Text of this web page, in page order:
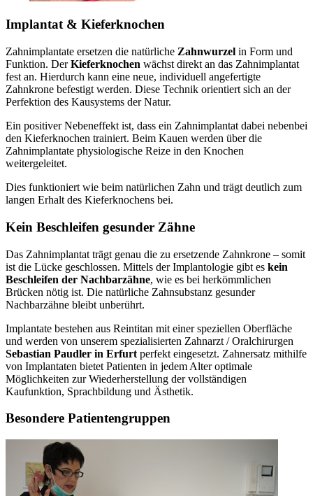
Implantat & Kieferknochen
Zahnimplantate ersetzen die natürliche Zahnwurzel in Form und
Funktion. DerKieferknochen wächst direkt an das Zahnimplantat
fest an. Hierdurch kann eine neue, individuell angefertigte
Zahnkrone befestigt werden. Diese Technik orientiert sich an der
Perfektion des Kausystems der Natur.
Ein positiver Nebeneffekt ist, dass ein Zahnimplantat dabei nebenbei
den Kieferknochen trainiert. Beim Kauen werden über die
Zahnimplantate physiologische Reize in den Knochen
weitergeleitet.
Dies funktioniert wie beim natürlichen Zahn und trägt deutlich zum
langen Erhalt des Kieferknochens bei.
Kein Beschleifen gesunder Zähne
Das Zahnimplantat trägt genau die zu ersetzende Zahnkrone – somit
ist die Lücke geschlossen. Mittels der Implantologie gibt es kein
Beschleifen der Nachbarzähne, wie es bei herkömmlichen
Brücken nötig ist. Die natürliche Zahnsubstanz gesunder
Nachbarzähne bleibt unberührt.
Implantate bestehen aus Reintitan mit einer speziellen Oberfläche
und werden von unserem spezialisierten Zahnarzt / Oralchirurgen
Sebastian Paudler in Erfurt perfekt eingesetzt. Zahnersatz mithilfe
von Implantaten bietet Patienten in jedem Alter optimale
Möglichkeiten zur Wiederherstellung der vollständigen
Kaufunktion, Sprachbildung und Ästhetik.
Besondere Patientengruppen